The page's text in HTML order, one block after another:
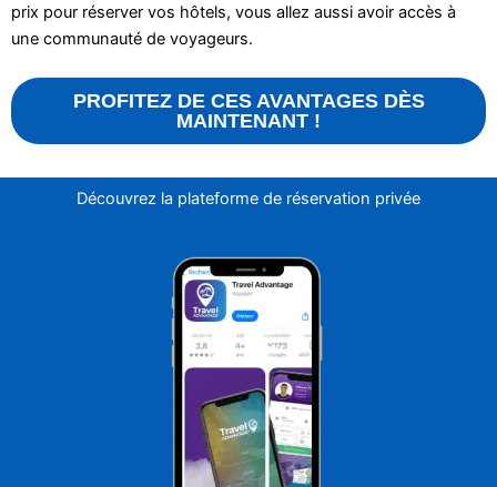
prix pour réserver vos hôtels, vous allez aussi avoir accès à
une communauté de voyageurs.
PROFITEZ DE CES AVANTAGES DÈS
MAINTENANT !
Découvrez la plateforme de réservation privée